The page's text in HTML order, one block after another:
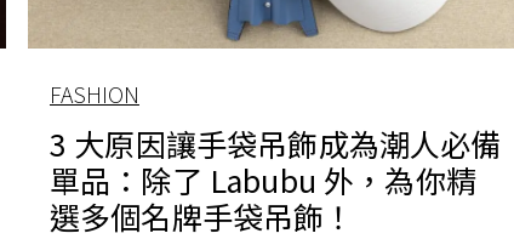
FASHION
3 大原因讓手袋吊飾成為潮人必備
單品：除了 Labubu 外，為你精
選多個名牌手袋吊飾！